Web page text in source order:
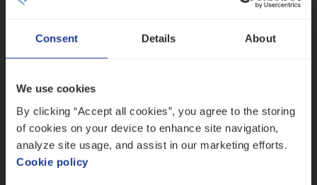
Consent Details About
We use cookies
By clicking “Accept all cookies”, you agree to the storing
of cookies on your device to enhance site navigation,
analyze site usage, and assist in our marketing efforts.
Cookie policy
Dos­sier­be­heer­der Onder­ne­min­gen Van­b­
re­da Huys­mans — Mechelen
Dos­sier­be­heer­der Pro­per­ty verzekeringen
Insurance Operations